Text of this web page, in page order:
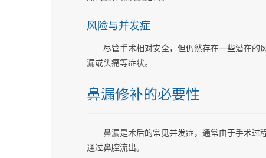
风险与并发症
尽管手术相对安全，但仍然存在一些潜在的
漏或头痛等症状。
鼻漏修补的必要性
鼻漏是术后的常见并发症，通常由于手术过
通过鼻腔流出。